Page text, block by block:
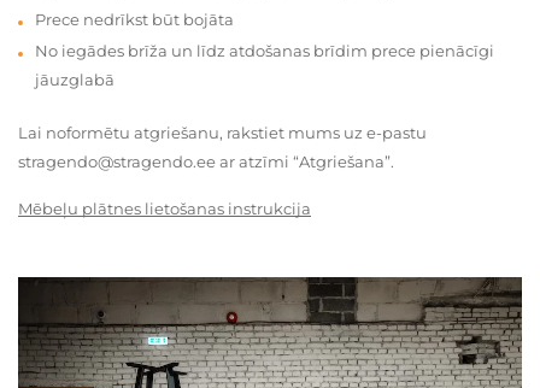
Prece nedrīkst būt bojāta
No iegādes brīža un līdz atdošanas brīdim prece pienācīgi
jāuzglabā
Lai noformētu atgriešanu, rakstiet mums uz e-pastu
stragendo@stragendo.ee ar atzīmi “Atgriešana”.
Mēbeļu plātnes lietošanas instrukcija